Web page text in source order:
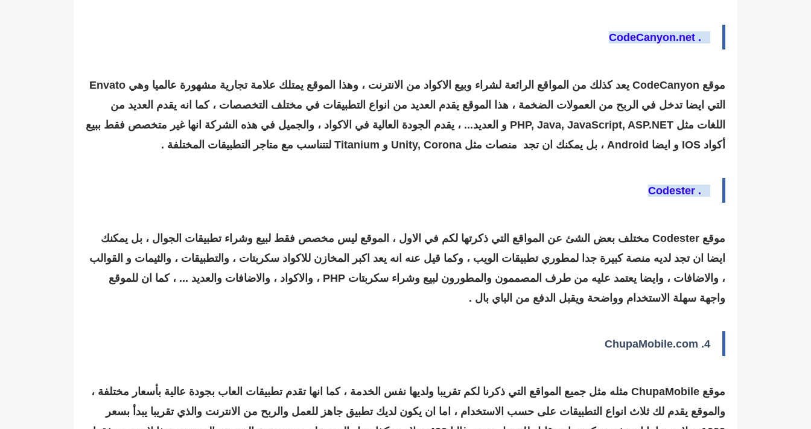
موقع CodeCanyon يعد كذلك من المواقع الرائعة لشراء وبيع الاكواد من الانترنت ، وهذا الموقع يمتلك علامة تجارية مشهورة عالميا وهي Envato
التي ايضا تدخل في الربح من العمولات الضخمة ، هذا الموقع يقدم العديد من انواع التطبيقات في مختلف التخصصات ، كما انه يقدم العديد من
اللغات مثل PHP, Java, JavaScript, ASP.NET و العديد... ، يقدم الجودة العالية في الاكواد ، والجميل في هذه الشركة انها غير متخصص فقط ببيع
أكواد IOS و ايضا Android ، بل يمكنك ان تجد منصات مثل Unity, Corona و Titanium لتتناسب مع متاجر التطبيقات المختلفة .
موقع Codester مختلف بعض الشئ عن المواقع التي ذكرتها لكم في الاول ، الموقع ليس مخصص فقط لبيع وشراء تطبيقات الجوال ، بل يمكنك
ايضا ان تجد لديه منصة كبيرة جدا لمطوري تطبيقات الويب ، وكما قيل عنه انه يعد اكبر المخازن للاكواد سكربتات ، والتطبيقات ، والثيمات و القوالب
، والاضافات ، وايضا يعتمد عليه من طرف المصممون والمطورون لبيع وشراء سكربتات PHP ، والاكواد ، والاضافات والعديد ... ، كما ان للموقع
واجهة سهلة الاستخدام وواضحة ويقبل الدفع من الباي بال .
4. ChupaMobile.com
موقع ChupaMobile مثله مثل جميع المواقع التي ذكرنا لكم تقريبا ولديها نفس الخدمة ، كما انها تقدم تطبيقات العاب بجودة عالية بأسعار مختلفة ،
والموقع يقدم لك ثلاث انواع التطبيقات على حسب الاستخدام ، اما ان يكون لديك تطبيق جاهز للعمل والربح من الانترنت والذي تقريبا يبدأ بسعر